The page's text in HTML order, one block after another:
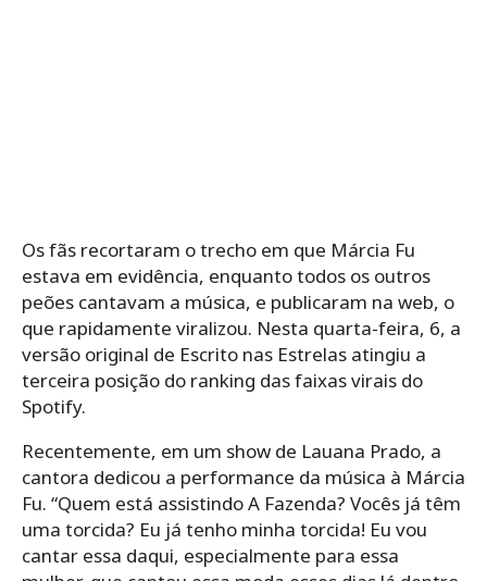
Os fãs recortaram o trecho em que Márcia Fu
estava em evidência, enquanto todos os outros
peões cantavam a música, e publicaram na web, o
que rapidamente viralizou. Nesta quarta-feira, 6, a
versão original de Escrito nas Estrelas atingiu a
terceira posição do ranking das faixas virais do
Spotify.
Recentemente, em um show de Lauana Prado, a
cantora dedicou a performance da música à Márcia
Fu. “Quem está assistindo A Fazenda? Vocês já têm
uma torcida? Eu já tenho minha torcida! Eu vou
cantar essa daqui, especialmente para essa